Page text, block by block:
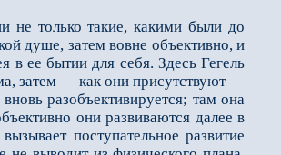
не только такие, какими были до
душе, затем вовне объективно, и
в ее бытии для себя. Здесь Гегель
затем — как они присутствуют —
разобъективируется; там она
они развиваются далее в
поступательное развитие